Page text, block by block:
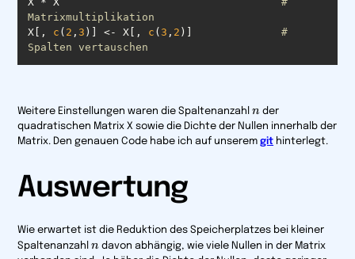
Matrixmultiplikation
X[, c ( 2 , 3 )] <- X[, c ( 3 , 2
#
Spalten vertauschen
Weitere Einstellungen waren die Spaltenanzahln
n der
quadratischen Matrix X sowie die Dichte der Nullen innerhalb der
Matrix. Den genauen Code habe ich auf unseremgit hinterlegt.
Auswertung
Wie erwartet ist die Reduktion des Speicherplatzes bei kleiner
Spaltenanzahln
n davon abhängig, wie viele Nullen in der Matrix